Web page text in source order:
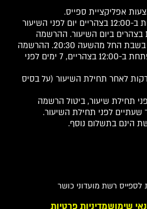
אפליקציית ספייס.
ההרשמה לשיעורי בוקר נפתחת ב-12:00 בצהריים יום לפני השיעור
ולשיעורי ערב נפתחת ב-12:00 בצהרים ביום השיעור. ההרשמה
לשיעורי בוקר בימי א' נפתחת בשבת החל מהשעה 20:30. ההרשמה
לשיעורי פילאטיס מכשירים נפתחת ב-12:00 בצהריים, 7 ימים לפני
להירשם לשיעורים עד 5 דקות לאחר תחילת השיעור (על בסיס
תחילת שיעור, ביטול הרשמה
שעתיים לפני תחילת השיעור.
הינם בתשלום נוסף.
לספייס רשת מועדוני כושר
שימושמדיניות פרטיות